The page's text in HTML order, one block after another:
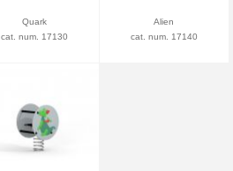
Quark
cat. num. 17130
Alien
cat. num. 17140